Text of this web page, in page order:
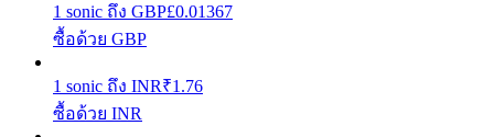
ผลตอบแทนสูงและเข้าถึงได้ทันที
1 sonic ถึง GBP£0.01367
ซื้อด้วย GBP
1 sonic ถึง INR₹1.76
ซื้อด้วย INR